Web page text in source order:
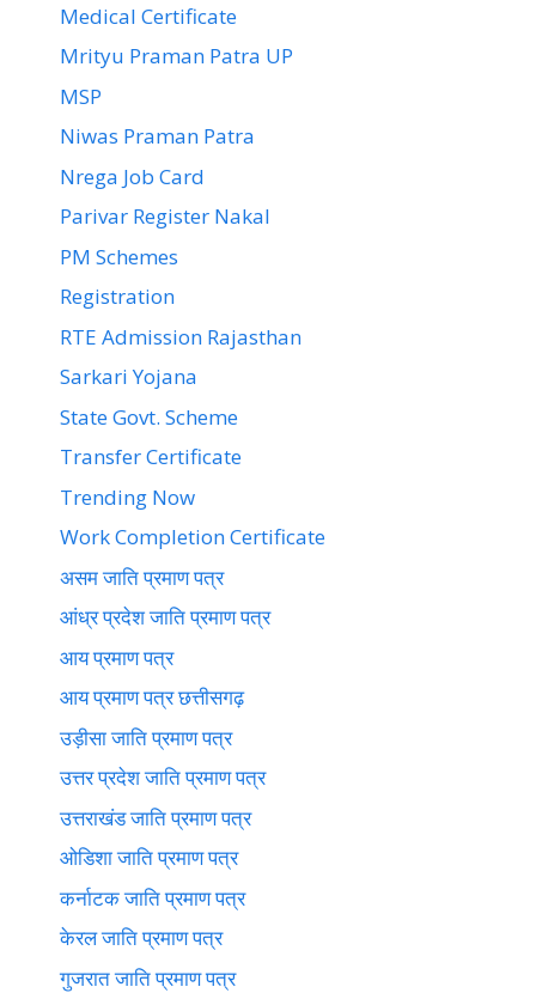
Medical Certificate
Mrityu Praman Patra UP
MSP
Niwas Praman Patra
Nrega Job Card
Parivar Register Nakal
PM Schemes
Registration
RTE Admission Rajasthan
Sarkari Yojana
State Govt. Scheme
Transfer Certificate
Trending Now
Work Completion Certificate
असम जाति प्रमाण पत्र
आंध्र प्रदेश जाति प्रमाण पत्र
आय प्रमाण पत्र
आय प्रमाण पत्र छत्तीसगढ़
उड़ीसा जाति प्रमाण पत्र
उत्तर प्रदेश जाति प्रमाण पत्र
उत्तराखंड जाति प्रमाण पत्र
ओडिशा जाति प्रमाण पत्र
कर्नाटक जाति प्रमाण पत्र
केरल जाति प्रमाण पत्र
गुजरात जाति प्रमाण पत्र